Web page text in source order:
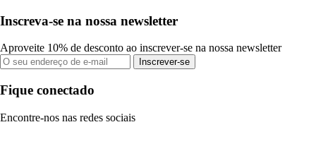
Inscreva-se na nossa newsletter
Aproveite 10% de desconto ao inscrever-se na nossa newsletter
Inscrever-se
Fique conectado
Encontre-nos nas redes sociais